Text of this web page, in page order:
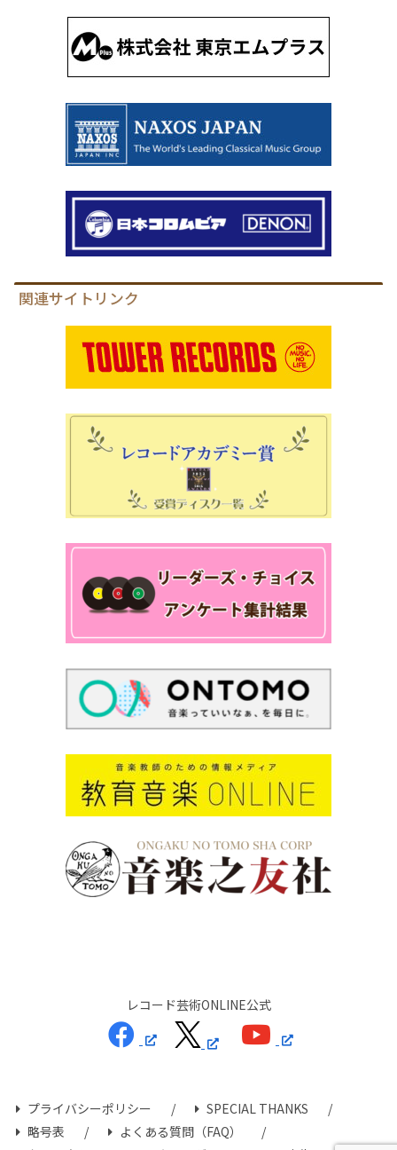
関連サイトリンク
レコード芸術ONLINE公式
プライバシーポリシー
SPECIAL THANKS
略号表
よくある質問（FAQ）